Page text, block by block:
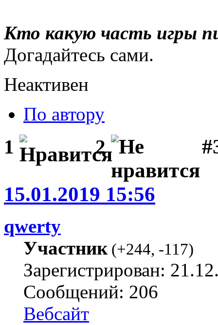
Кто какую часть игры
Догадайтесь сами.
Неактивен
По автору
1 2
15.01.2019 15:56
qwerty
Участник(+244, -117)
Зарегистрирован:
Сообщений: 206
Вебсайт